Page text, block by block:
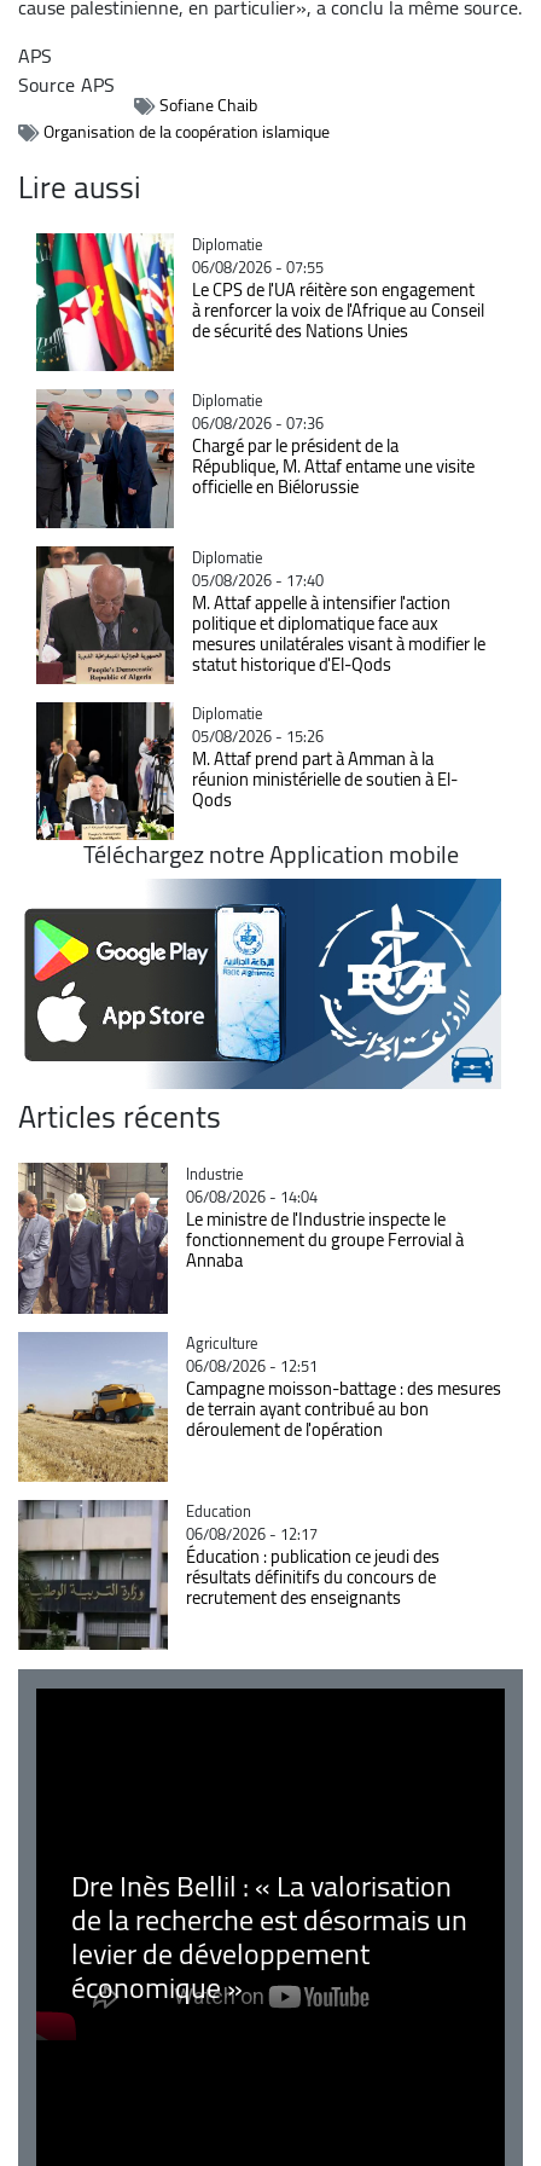
APS
SourceAPS
Sofiane Chaib
Organisation de la coopération islamique
Lire aussi
Catégorie
Diplomatie
06/08/2026 - 07:55
Le CPS de l'UA réitère son engagement
à renforcer la voix de l'Afrique au Conseil
de sécurité des Nations Unies
Catégorie
Diplomatie
06/08/2026 - 07:36
Chargé par le président de la
République, M. Attaf entame une visite
officielle en Biélorussie
Catégorie
Diplomatie
05/08/2026 - 17:40
M. Attaf appelle à intensifier l'action
politique et diplomatique face aux
mesures unilatérales visant à modifier le
statut historique d'El-Qods
Catégorie
Diplomatie
05/08/2026 - 15:26
M. Attaf prend part à Amman à la
réunion ministérielle de soutien à El-
Qods
Téléchargez notre Application mobile
Articles récents
Catégorie
Industrie
06/08/2026 - 14:04
Le ministre de l'Industrie inspecte le
fonctionnement du groupe Ferrovial à
Annaba
Catégorie
Agriculture
06/08/2026 - 12:51
Campagne moisson-battage : des mesures
de terrain ayant contribué au bon
déroulement de l'opération
Catégorie
Education
06/08/2026 - 12:17
Éducation : publication ce jeudi des
résultats définitifs du concours de
recrutement des enseignants
Dre Inès Bellil : « La valorisation
de la recherche est désormais un
levier de développement
économique »